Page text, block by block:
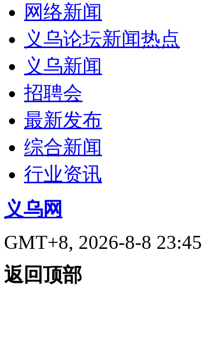
网络新闻
义乌论坛新闻热点
义乌新闻
招聘会
最新发布
综合新闻
行业资讯
义乌网
GMT+8, 2026-8-8 23:45
返回顶部